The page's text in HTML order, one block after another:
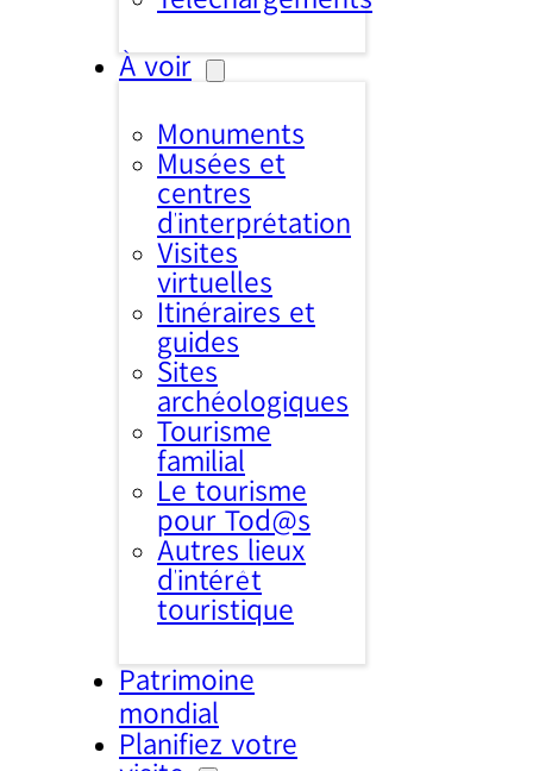
À voir
Monuments
Musées et
centres
d’interprétation
Visites
virtuelles
Itinéraires et
guides
Sites
archéologiques
Tourisme
familial
Le tourisme
pour Tod@s
Autres lieux
d'intérêt
touristique
Patrimoine
mondial
Planifiez votre